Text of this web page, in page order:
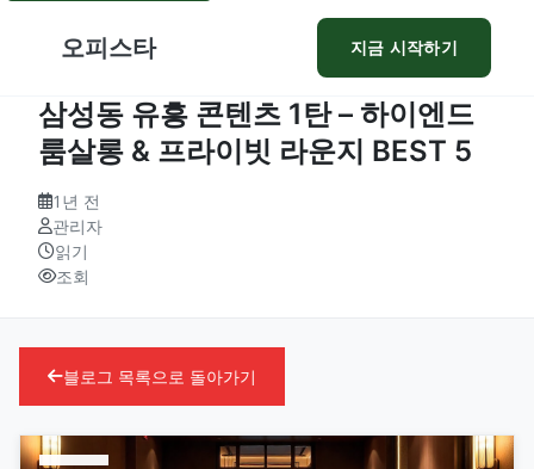
오피스타 지금 시작하기
삼성동 유흥 콘텐츠 1탄 – 하이엔드
룸살롱 & 프라이빗 라운지 BEST 5
1년 전
관리자
읽기
조회
블로그 목록으로 돌아가기